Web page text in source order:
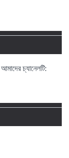
চ্যানেলটি: